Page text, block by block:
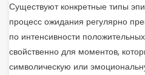
Существуют конкретные типы
процесс ожидания регулярно
по интенсивности
свойственно для моментов,
символическую или